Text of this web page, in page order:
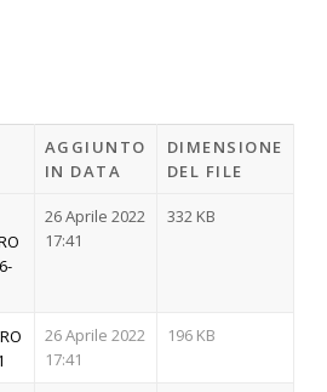
AGGIUNTO
IN DATA
DIMENSIONE
DEL FILE
26 Aprile 2022
17:41
332 KB
26 Aprile 2022
17:41
196 KB